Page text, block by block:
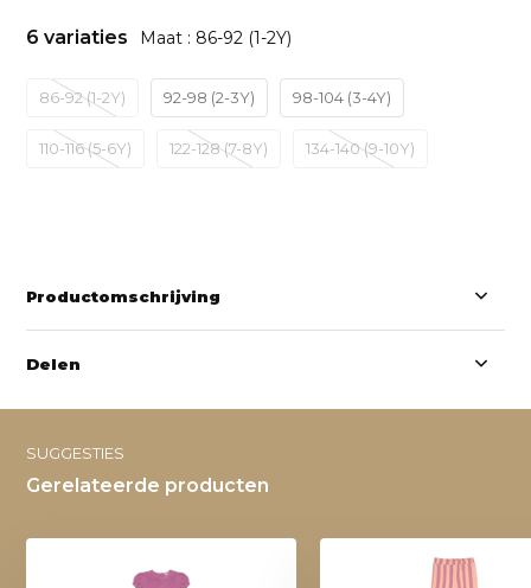
6 variaties Maat : 86-92 (1-2Y)
86-92 (1-2Y) 92-98 (2-3Y) 98-104 (3-4Y)
110-116 (5-6Y) 122-128 (7-8Y) 134-140 (9-10Y)
Productomschrijving
Delen
SUGGESTIES
Gerelateerde producten